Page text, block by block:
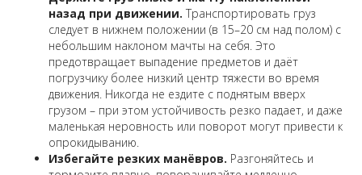
назад при движении. Транспортировать груз
следует в нижнем положении (в 15–20 см над полом) с
небольшим наклоном мачты на себя. Это
предотвращает выпадение предметов и даёт
погрузчику более низкий центр тяжести во время
движения. Никогда не ездите с поднятым вверх
грузом – при этом устойчивость резко падает, и даже
маленькая неровность или поворот могут привести к
опрокидыванию.
Избегайте резких манёвров. Разгоняйтесь и